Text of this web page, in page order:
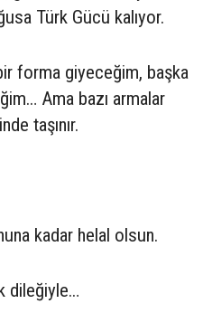
Türk Gücü kalıyor.
forma giyeceğim, başka
Ama bazı armalar
taşınır.
kadar helal olsun.
dileğiyle…